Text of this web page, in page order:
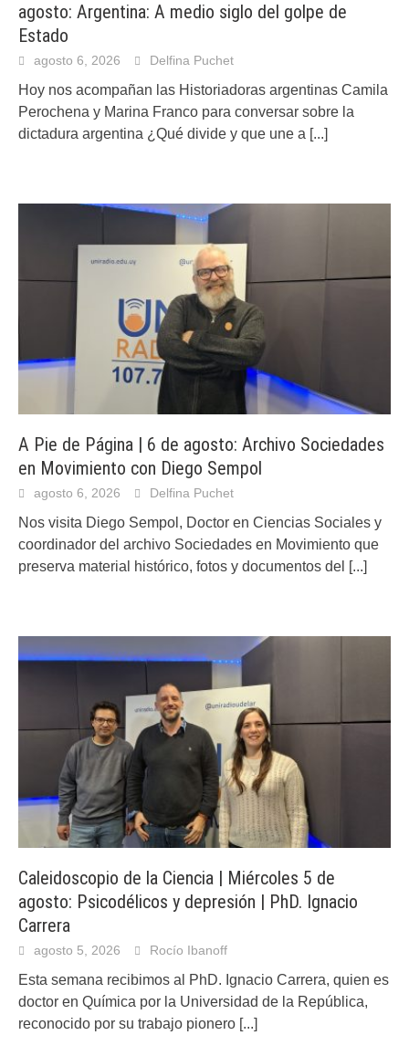
agosto: Argentina: A medio siglo del golpe de
Estado
agosto 6, 2026 Delfina Puchet
Hoy nos acompañan las Historiadoras argentinas Camila
Perochena y Marina Franco para conversar sobre la
dictadura argentina ¿Qué divide y que une a [...]
A Pie de Página | 6 de agosto: Archivo Sociedades
en Movimiento con Diego Sempol
agosto 6, 2026 Delfina Puchet
Nos visita Diego Sempol, Doctor en Ciencias Sociales y
coordinador del archivo Sociedades en Movimiento que
preserva material histórico, fotos y documentos del [...]
Caleidoscopio de la Ciencia | Miércoles 5 de
agosto: Psicodélicos y depresión | PhD. Ignacio
Carrera
agosto 5, 2026 Rocío Ibanoff
Esta semana recibimos al PhD. Ignacio Carrera, quien es
doctor en Química por la Universidad de la República,
reconocido por su trabajo pionero [...]